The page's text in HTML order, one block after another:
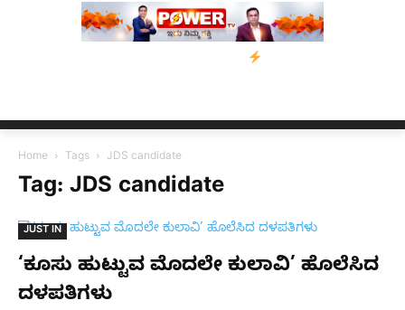
ನ್ಯೂಸ್ ಕಾರ್ಪ್‌ಗೆ ಎಐಯಿಂದ
Home Tags JDS candidate
Tag: JDS candidate
JUST IN
‘ಕೂಸು ಹುಟ್ಟುವ ಮೊದಲೇ ಕುಲಾವಿ’ ಹೊಲೆಸಿದ
ದಳಪತಿಗಳು